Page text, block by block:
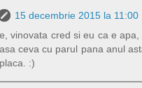
15 decembrie 2015 la 11:00
vinovata cred si eu ca e
ceva cu parul pana anul
:)